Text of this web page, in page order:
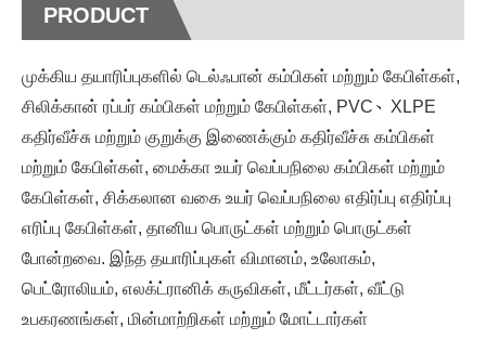
PRODUCT
முக்கிய தயாரிப்புகளில் டெல்ஃபான் கம்பிகள் மற்றும் கேபிள்கள்,
சிலிக்கான் ரப்பர் கம்பிகள் மற்றும் கேபிள்கள், PVC、XLPE
கதிர்வீச்சு மற்றும் குறுக்கு இணைக்கும் கதிர்வீச்சு கம்பிகள்
மற்றும் கேபிள்கள், மைக்கா உயர் வெப்பநிலை கம்பிகள் மற்றும்
கேபிள்கள், சிக்கலான வகை உயர் வெப்பநிலை எதிர்ப்பு எதிர்ப்பு
எரிப்பு கேபிள்கள், தானிய பொருட்கள் மற்றும் பொருட்கள்
போன்றவை. இந்த தயாரிப்புகள் விமானம், உலோகம்,
பெட்ரோலியம், எலக்ட்ரானிக் கருவிகள், மீட்டர்கள், வீட்டு
உபகரணங்கள், மின்மாற்றிகள் மற்றும் மோட்டார்கள்